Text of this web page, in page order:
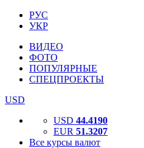
РУС
УКР
ВИДЕО
ФОТО
ПОПУЛЯРНЫЕ
СПЕЦПРОЕКТЫ
USD
USD 44.4190
EUR 51.3207
Все курсы валют